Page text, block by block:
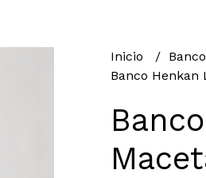
Inicio
Banco Henkan